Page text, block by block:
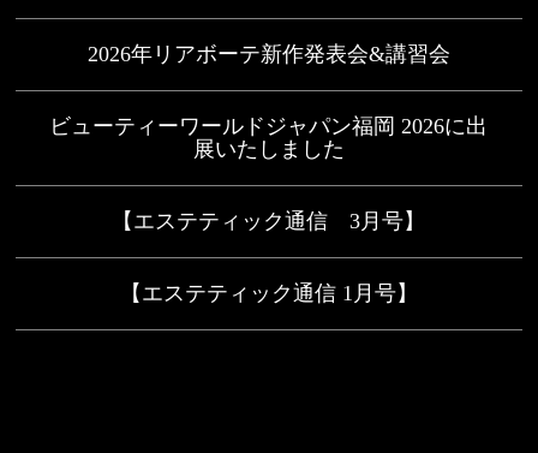
2026年リアボーテ新作発表会&講習会
ビューティーワールドジャパン福岡 2026に出
展いたしました
【エステティック通信 3月号】
【エステティック通信 1月号】